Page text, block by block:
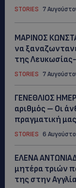
STORIES 7
ΜΑΡΙΝΟΣ
να
της
STORIES 7
ΓΕΝΕΘΛΙΟΣ
αριθμός – Οι
πραγματική
STORIES 6
ΕΛΕΝΑ
μητέρα τριών
της στην